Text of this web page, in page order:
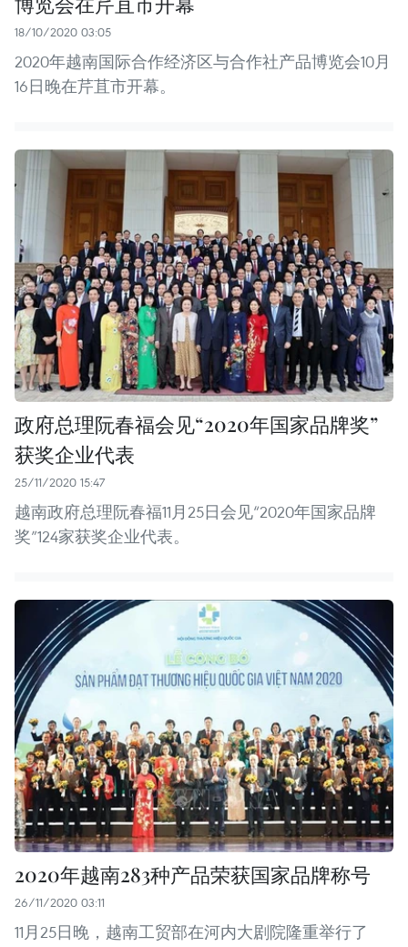
18/10/2020 03:05
2020年越南国际合作经济区与合作社产品博览会10月
16日晚在芹苴市开幕。
政府总理阮春福会见“2020年国家品牌奖”
获奖企业代表
25/11/2020 15:47
越南政府总理阮春福11月25日会见“2020年国家品牌
奖”124家获奖企业代表。
2020年越南283种产品荣获国家品牌称号
26/11/2020 03:11
11月25日晚，越南工贸部在河内大剧院隆重举行了